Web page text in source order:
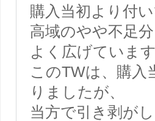
購入当初より付
高域のやや不足
よく広げていま
このTWは、購入
りましたが、
当方で引き剥が